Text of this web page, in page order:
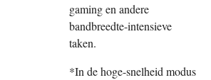
gaming en andere
bandbreedte-intensieve
taken.
*In de hoge-snelheid modus